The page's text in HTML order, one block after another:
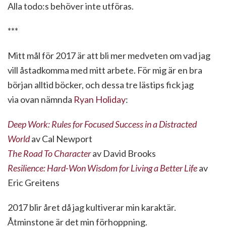
Alla todo:s behöver inte utföras.
***
Mitt mål för 2017 är att bli mer medveten om vad jag
vill åstadkomma med mitt arbete. För mig är en bra
början alltid böcker, och dessa tre lästips fick jag
via ovan nämnda Ryan Holiday:
Deep Work: Rules for Focused Success in a Distracted
Worldav Cal Newport
The Road To Characterav David Brooks
Resilience: Hard-Won Wisdom for Living a Better Lifeav
Eric Greitens
2017 blir året då jag kultiverar min karaktär.
Åtminstone är det min förhoppning.